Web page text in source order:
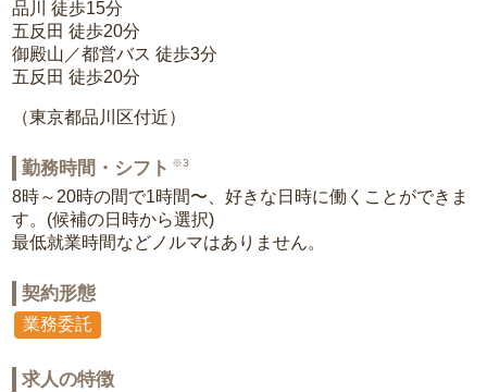
品川 徒歩15分
五反田 徒歩20分
御殿山／都営バス 徒歩3分
五反田 徒歩20分
（東京都品川区付近）
勤務時間・シフト ※3
8時～20時の間で1時間〜、好きな日時に働くことができま
す。(候補の日時から選択)
最低就業時間などノルマはありません。
契約形態
業務委託
求人の特徴